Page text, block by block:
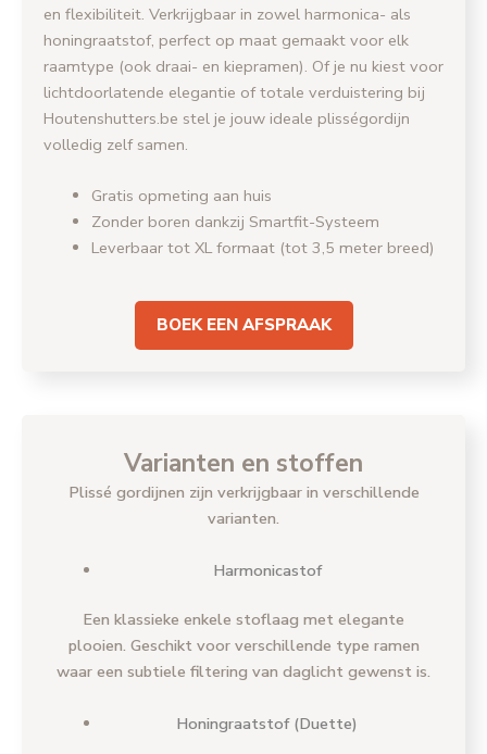
en flexibiliteit. Verkrijgbaar in zowel harmonica- als
honingraatstof, perfect op maat gemaakt voor elk
raamtype (ook draai- en kiepramen). Of je nu kiest voor
lichtdoorlatende elegantie of totale verduistering bij
Houtenshutters.be stel je jouw ideale plisségordijn
volledig zelf samen.
Gratis opmeting aan huis
Zonder boren dankzij Smartfit-Systeem
Leverbaar tot XL formaat (tot 3,5 meter breed)
BOEK EEN AFSPRAAK
Varianten en stoffen
Plissé gordijnen zijn verkrijgbaar in verschillende
varianten.
Harmonicastof
Een klassieke enkele stoflaag met elegante
plooien. Geschikt voor verschillende type ramen
waar een subtiele filtering van daglicht gewenst is.
Honingraatstof (Duette)